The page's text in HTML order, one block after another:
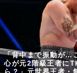
「背中まで振動が…
心が元2階級王者に